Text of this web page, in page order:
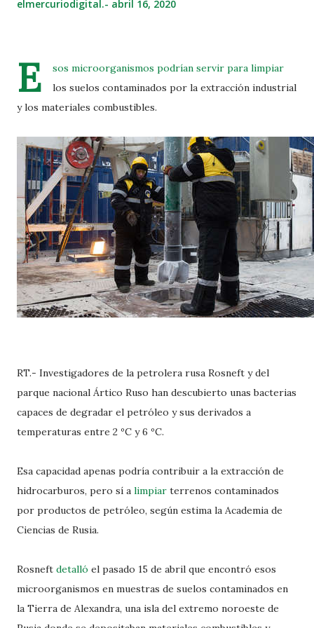
elmercuriodigital.- abril 16, 2020
E
sos microorganismos podrían servir para limpiar
los suelos contaminados por la extracción industrial
y los materiales combustibles.
RT.- Investigadores de la petrolera rusa Rosneft y del
parque nacional Ártico Ruso han descubierto unas bacterias
capaces de degradar el petróleo y sus derivados a
temperaturas entre 2 ºC y 6 ºC.
Esa capacidad apenas podría contribuir a la extracción de
hidrocarburos, pero sí a limpiar terrenos contaminados
por productos de petróleo, según estima la Academia de
Ciencias de Rusia.
Rosneft detalló el pasado 15 de abril que encontró esos
microorganismos en muestras de suelos contaminados en
la Tierra de Alexandra, una isla del extremo noroeste de